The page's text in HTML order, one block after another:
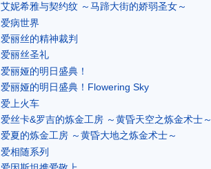
艾妮希雅与契约纹 ～马蹄大街的娇弱圣女～
爱病世界
爱丽丝的精神裁判
爱丽丝圣礼
爱丽娅的明日盛典！
爱丽娅的明日盛典！Flowering Sky
爱上火车
爱丝卡&罗吉的炼金工房 ～黄昏天空之炼金术士～
爱夏的炼金工房 ～黄昏大地之炼金术士～
爱相随系列